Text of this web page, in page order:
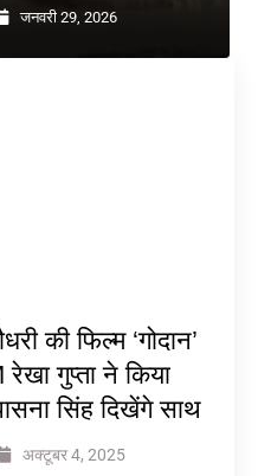
जनवरी 29, 2026
की फिल्म ‘गोदान’
गुप्ता ने किया
सिंह दिखेंगे साथ
अक्टूबर 4, 2025